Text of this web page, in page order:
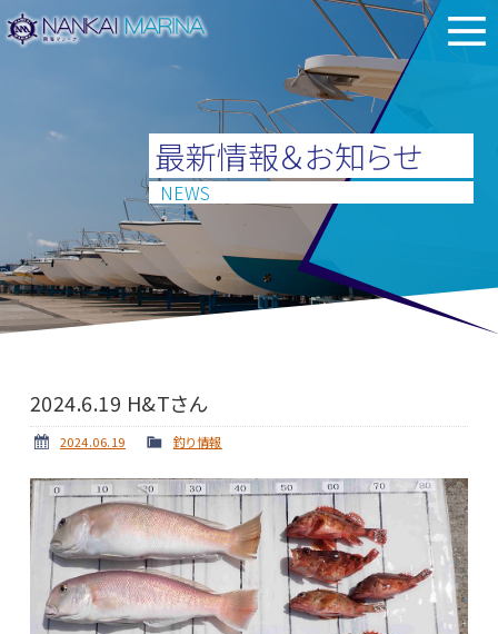
最新情報＆お知らせ
NEWS
2024.6.19 H&Tさん
2024.06.19 釣り情報